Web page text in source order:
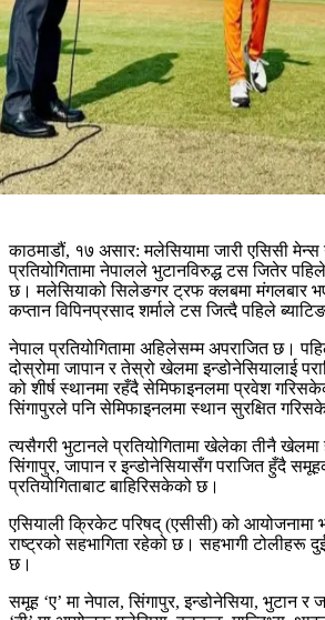
काठमाडौं, १७ असार: मलेसियामा जारी एसिसी
प्रतियोगितामा नेपालले भुटानविरुद्ध टस जितेर पहिले
छ। मलेसियाको सिलेङगर ट्रफ क्लबमा मंगलबार
कप्तान विपिनप्रसाद शर्माले टस जित्दै पहिले
नेपाल प्रतियोगितामा अहिलेसम्म अपराजित छ।
दोस्रोमा जापान र तेस्रो खेलमा इन्डोनेसियालाई
को शीर्ष स्थानमा रहँदै सेमिफाइनलमा प्रवेश
सिंगापुरले पनि सेमिफाइनलमा स्थान सुरक्षित
त्यसैगरी भुटानले प्रतियोगितामा खेलेका तीनै
सिंगापुर, जापान र इन्डोनेसियासँग पराजित हुँदै
प्रतियोगिताबाट बाहिरिसकेको छ।
एसियाली क्रिकेट परिषद् (एसीसी) को आयोजनामा
राष्ट्रको सहभागिता रहेको छ। सहभागी टोलीहरू
छ।
समूह ‘ए’ मा नेपाल, सिंगापुर, इन्डोनेसिया, भुटान